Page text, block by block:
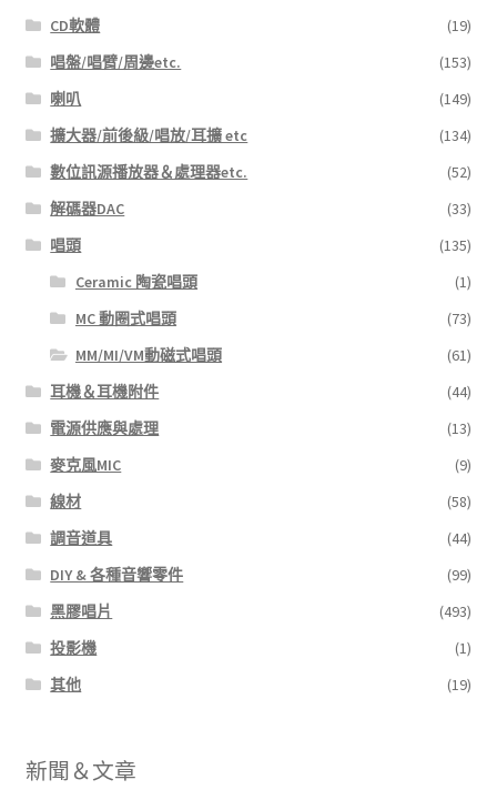
CD軟體
(19)
唱盤/唱臂/周邊etc.
(153)
喇叭
(149)
擴大器/前後級/唱放/耳擴 etc
(134)
數位訊源播放器＆處理器etc.
(52)
解碼器DAC
(33)
唱頭
(135)
Ceramic 陶瓷唱頭
(1)
MC 動圈式唱頭
(73)
MM/MI/VM動磁式唱頭
(61)
耳機＆耳機附件
(44)
電源供應與處理
(13)
麥克風MIC
(9)
線材
(58)
調音道具
(44)
DIY & 各種音響零件
(99)
黑膠唱片
(493)
投影機
(1)
其他
(19)
新聞＆文章